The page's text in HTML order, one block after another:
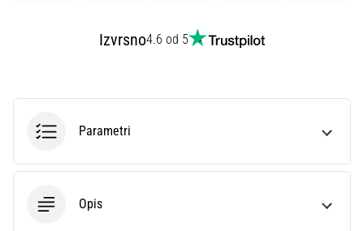
kopačkama
adidas
PUMA.
Izvrsno4.6 od 5
Parametri
Opis